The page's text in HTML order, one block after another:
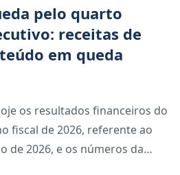
pelo quarto
receitas de
em queda
os resultados financeiros do
fiscal de 2026, referente ao
de 2026, e os números da